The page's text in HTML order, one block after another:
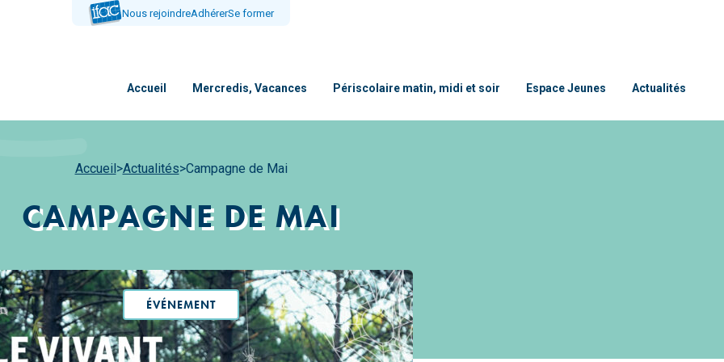
Nous rejoindreAdhérerSe former
Accueil Mercredis, Vacances Périscolaire matin, midi et soir Espace Jeunes Actualités
Accueil>Actualités>Campagne de Mai
CAMPAGNE DE MAI
ÉVÉNEMENT